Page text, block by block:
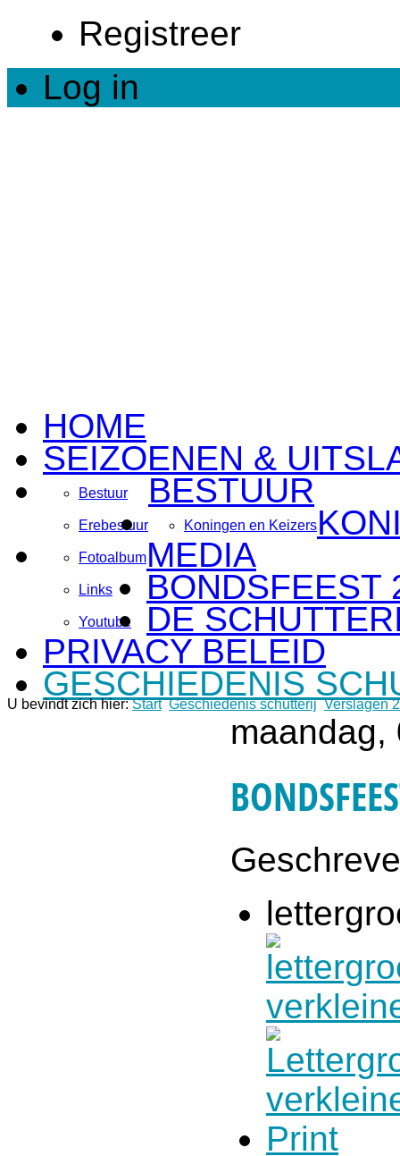
Registreer
Log in
HOME
SEIZOENEN &
BESTUUR
Bestuur
Erebestuur Koningen en Keizers
MEDIA
Fotoalbum
Links
Youtube
BONDSFEEST
DE
PRIVACY BELEID
GESCHIEDENIS
U bevindt zich hier:Start Geschiedenis schutterij Verslagen
maandag,
Print